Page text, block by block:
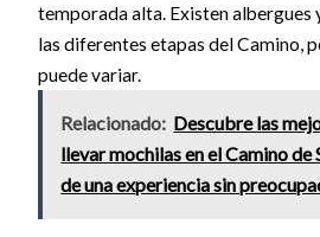
temporada alta. Existen albergues
las diferentes etapas del Camino,
puede variar.
Relacionado: Descubre las
llevar mochilas en el Camino
de una experiencia sin